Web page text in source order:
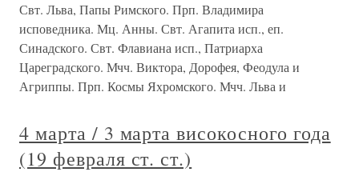
Свт. Льва, Папы Римского. Прп. Владимира
исповедника. Мц. Анны. Свт. Агапита исп., еп.
Синадского. Свт. Флавиана исп., Патриарха
Цареградского. Мчч. Виктора, Дорофея, Феодула и
Агриппы. Прп. Космы Яхромского. Мчч. Льва и
4 марта / 3 марта високосного года
(19 февраля ст. ст.)